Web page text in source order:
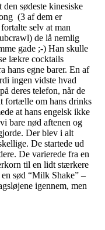
sødeste kinesiske
(3 af dem er
selv at man
de lå nemlig
gade ;-) Han skulle
lækre cocktails
hans egne barer. En af
ingen vidste hvad
deres telefon, når de
fortælle om hans drinks
at hans engelsk ikke
bare nød aftenen og
Der blev i alt
De startede ud
De varierede fra en
til en lidt stærkere
sød “Milk Shake” –
igennem, men